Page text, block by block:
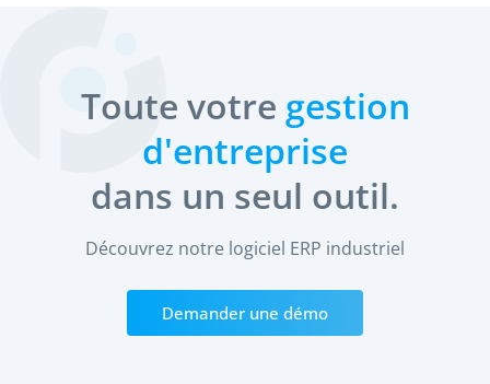
Toute votre gestion
d'entreprise
dans un seul outil.
Découvrez notre logiciel ERP industriel
Demander une démo